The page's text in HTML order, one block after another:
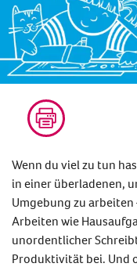
Wenn du viel zu tun
in einer überladenen,
Umgebung zu
Arbeiten wie
unordentlicher
Produktivität bei. Und